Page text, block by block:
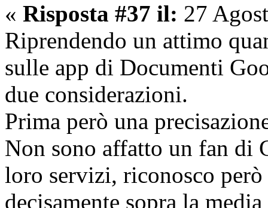
« Risposta #37 il: 27
Riprendendo un attimo
sulle app di Documenti
due considerazioni.
Prima però una
Non sono affatto un fan di
loro servizi, riconosco
decisamente sopra la